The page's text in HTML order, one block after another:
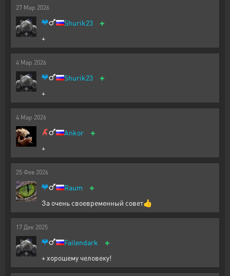
27 Мар 2026
Shurik23 +
+
4 Мар 2026
Shurik23 +
+
4 Мар 2026
Ankor +
+
25 Фев 2026
Raum +
За очень своевременный совет👍
17 Дек 2025
Failendark +
+ хорошему человеку!